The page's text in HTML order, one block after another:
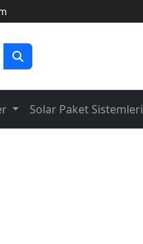
Solar Paket Sistemleri